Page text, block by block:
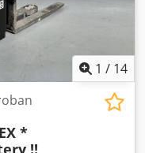
am Boden
Entladehöhe (mm):
✒︎ Min.
347 max ✒︎
(mm): 960 x 2,30 m
JA ✒︎
Löffel im Paket
1 / 14
*
!!